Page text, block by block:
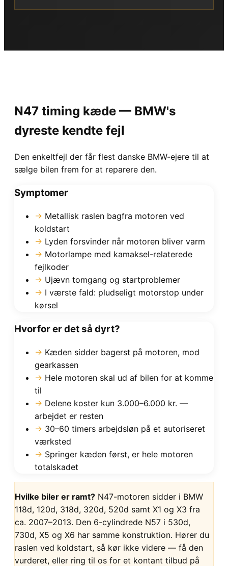
N47 timing kæde — BMW's
dyreste kendte fejl
Den enkeltfejl der får flest danske BMW-ejere til at
sælge bilen frem for at reparere den.
Symptomer
→ Metallisk raslen bagfra motoren ved
koldstart
→ Lyden forsvinder når motoren bliver varm
→ Motorlampe med kamaksel-relaterede
fejlkoder
→ Ujævn tomgang og startproblemer
→ I værste fald: pludseligt motorstop under
kørsel
Hvorfor er det så dyrt?
→ Kæden sidder bagerst på motoren, mod
gearkassen
→ Hele motoren skal ud af bilen for at komme
til
→ Delene koster kun 3.000–6.000 kr. —
arbejdet er resten
→ 30–60 timers arbejdsløn på et autoriseret
værksted
→ Springer kæden først, er hele motoren
totalskadet
Hvilke biler er ramt? N47-motoren sidder i BMW
118d, 120d, 318d, 320d, 520d samt X1 og X3 fra
ca. 2007–2013. Den 6-cylindrede N57 i 530d,
730d, X5 og X6 har samme konstruktion. Hører du
raslen ved koldstart, så kør ikke videre — få den
vurderet, eller ring til os for et kontant tilbud på